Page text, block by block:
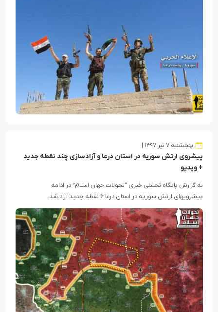
پنجشنبه ۷ تیر ۱۳۹۷
پیشروی ارتش سوریه در استان درعا و آزادسازی چند نقطه جدید
+ ویدیو
به گزارش پایگاه تحلیلی خبری “تحولات جهان اسلام” در ادامه
پیشرویهای ارتش سوریه در استان درعا ۶ نقطه جدید آزاد شد.